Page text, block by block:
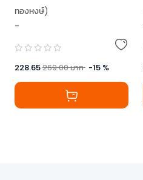
ทองหงษ์)
-
228.65269.00บาท -15 %